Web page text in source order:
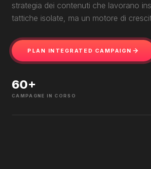
strategia dei contenuti che lavorano
tattiche isolate, ma un motore di
PLAN INTEGRATED CAMPAIGN
60+
CAMPAGNE IN CORSO